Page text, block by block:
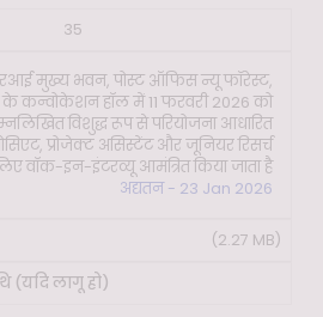
35
मुख्य भवन, पोस्ट ऑफिस न्यू फॉरेस्ट,
कन्वोकेशन हॉल में 11 फरवरी 2026 को
विशुद्ध रूप से परियोजना आधारित
प्रोजेक्ट असिस्टेंट और जूनियर रिसर्च
वॉक-इन-इंटरव्यू आमंत्रित किया जाता है
अद्यतन - 23 Jan 2026
(2.27 MB)